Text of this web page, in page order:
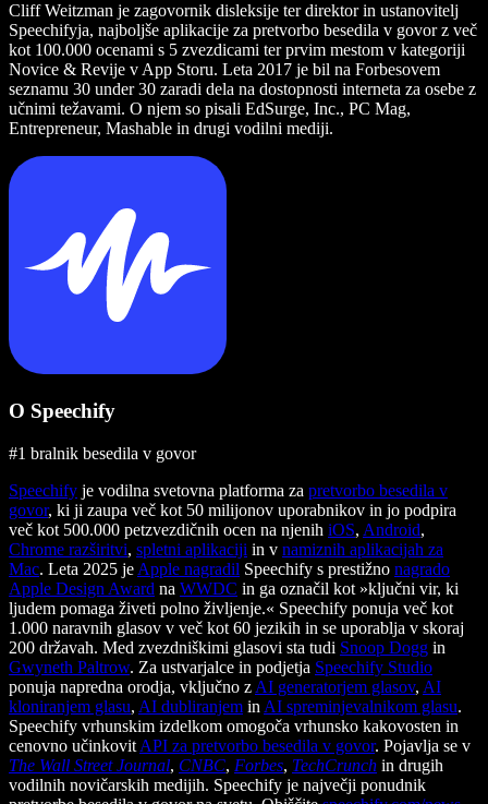
Cliff Weitzman je zagovornik disleksije ter direktor in ustanovitelj
Speechifyja, najboljše aplikacije za pretvorbo besedila v govor z več
kot 100.000 ocenami s 5 zvezdicami ter prvim mestom v kategoriji
Novice & Revije v App Storu. Leta 2017 je bil na Forbesovem
seznamu 30 under 30 zaradi dela na dostopnosti interneta za osebe z
učnimi težavami. O njem so pisali EdSurge, Inc., PC Mag,
Entrepreneur, Mashable in drugi vodilni mediji.
O Speechify
#1 bralnik besedila v govor
Speechify je vodilna svetovna platforma za pretvorbo besedila v
govor, ki ji zaupa več kot 50 milijonov uporabnikov in jo podpira
več kot 500.000 petzvezdičnih ocen na njenih iOS, Android,
Chrome razširitvi, spletni aplikaciji in v namiznih aplikacijah za
Mac. Leta 2025 je Apple nagradil Speechify s prestižno nagrado
Apple Design Award na WWDC in ga označil kot »ključni vir, ki
ljudem pomaga živeti polno življenje.« Speechify ponuja več kot
1.000 naravnih glasov v več kot 60 jezikih in se uporablja v skoraj
200 državah. Med zvezdniškimi glasovi sta tudi Snoop Dogg in
Gwyneth Paltrow. Za ustvarjalce in podjetja Speechify Studio
ponuja napredna orodja, vključno z AI generatorjem glasov, AI
kloniranjem glasu, AI dubliranjem in AI spreminjevalnikom glasu.
Speechify vrhunskim izdelkom omogoča vrhunsko kakovosten in
cenovno učinkovit API za pretvorbo besedila v govor. Pojavlja se v
The Wall Street Journal, CNBC, Forbes, TechCrunch in drugih
vodilnih novičarskih medijih. Speechify je največji ponudnik